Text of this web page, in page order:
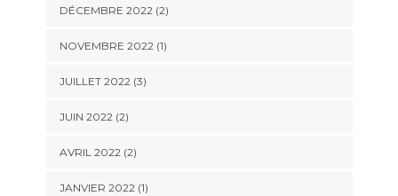
DÉCEMBRE 2022(2)
NOVEMBRE 2022(1)
JUILLET 2022(3)
JUIN 2022(2)
AVRIL 2022(2)
JANVIER 2022(1)